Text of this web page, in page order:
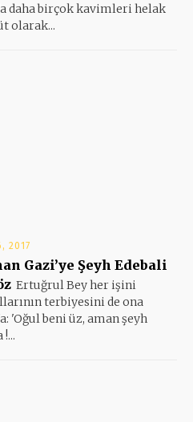
daha birçok kavimleri helak
olarak...
2017
Gazi’ye Şeyh Edebali
Ertuğrul Bey her işini
terbiyesini de ona
'Oğul beni üz, aman şeyh